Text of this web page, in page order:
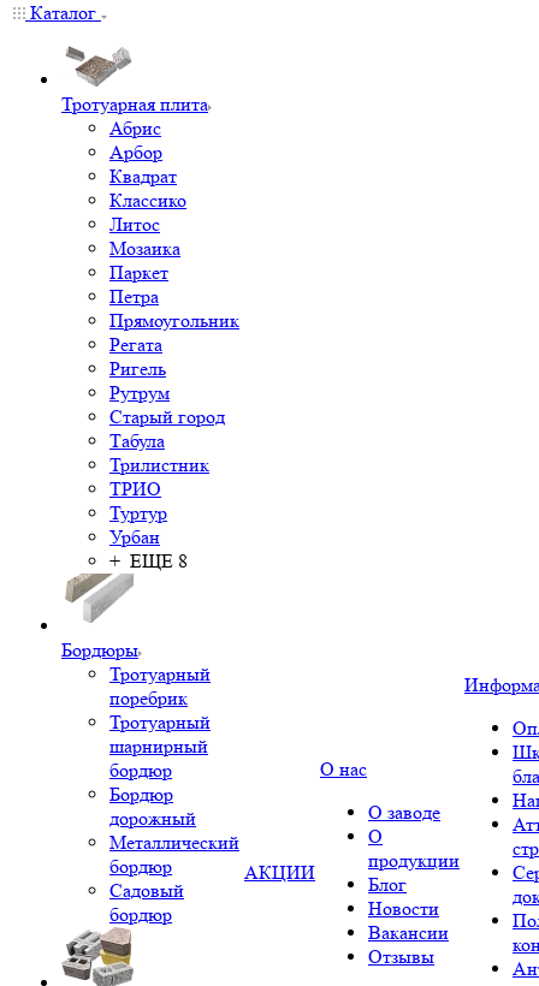
Каталог
Тротуарная плита
Абрис
Арбор
Квадрат
Классико
Литос
Мозаика
Паркет
Петра
Прямоугольник
Регата
Ригель
Рутрум
Старый город
Табула
Трилистник
ТРИО
Туртур
Урбан
+ ЕЩЕ 8
Бордюры
Тротуарный
поребрик
Тротуарный
шарнирный
бордюр
Бордюр
дорожный
Металлический
бордюр
Садовый
бордюр
АКЦИИ
О нас
О заводе
О
продукции
Блог
Новости
Вакансии
Отзывы